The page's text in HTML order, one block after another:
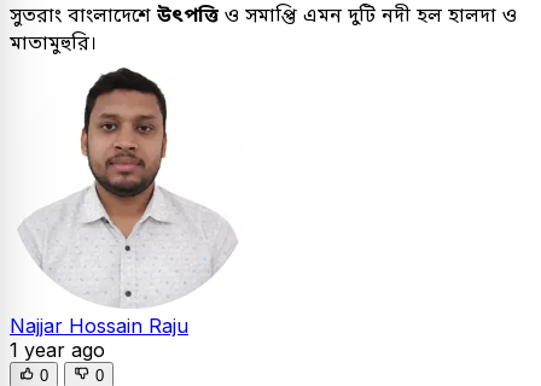
সুতরাং বাংলাদেশে উৎপত্তি ও সমাপ্তি এমন দুটি নদী হল হালদা ও
মাতামুহুরি।
Najjar Hossain Raju
1 year ago
0 0